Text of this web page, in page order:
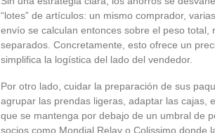
“lotes” de artículos: un mismo comprador,
envío se calculan entonces sobre el peso
separados. Concretamente, esto ofrece un
simplifica la logística del lado del vendedor.
Por otro lado, cuidar la preparación de sus
agrupar las prendas ligeras, adaptar las cajas,
que se mantenga por debajo de un umbral de
socios como Mondial Relay o Colissimo donde